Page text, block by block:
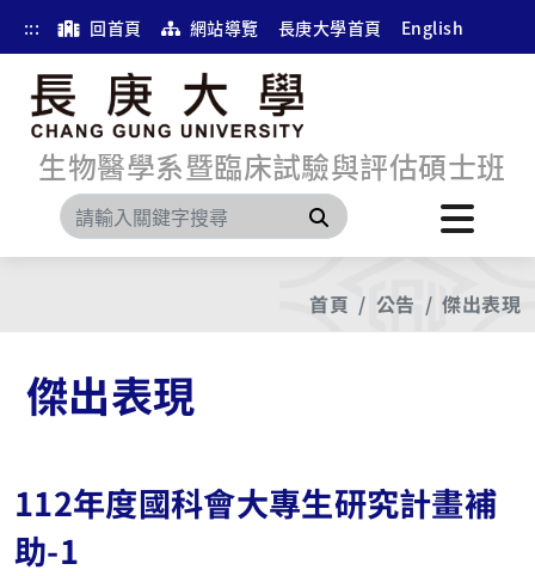
::: 回首頁 網站導覽 長庚大學首頁 English
生物醫學系暨臨床試驗與評估碩士班
搜尋
首頁 公告 傑出表現
傑出表現
112年度國科會大專生研究計畫補
助-1